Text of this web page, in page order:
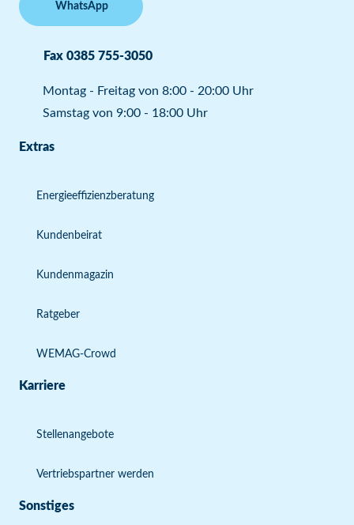
WhatsApp
Fax 0385 755-3050
Montag - Freitag von 8:00 - 20:00 Uhr
Samstag von 9:00 - 18:00 Uhr
Extras
Energieeffizienzberatung
Kundenbeirat
Kundenmagazin
Ratgeber
WEMAG-Crowd
Karriere
Stellenangebote
Vertriebspartner werden
Sonstiges